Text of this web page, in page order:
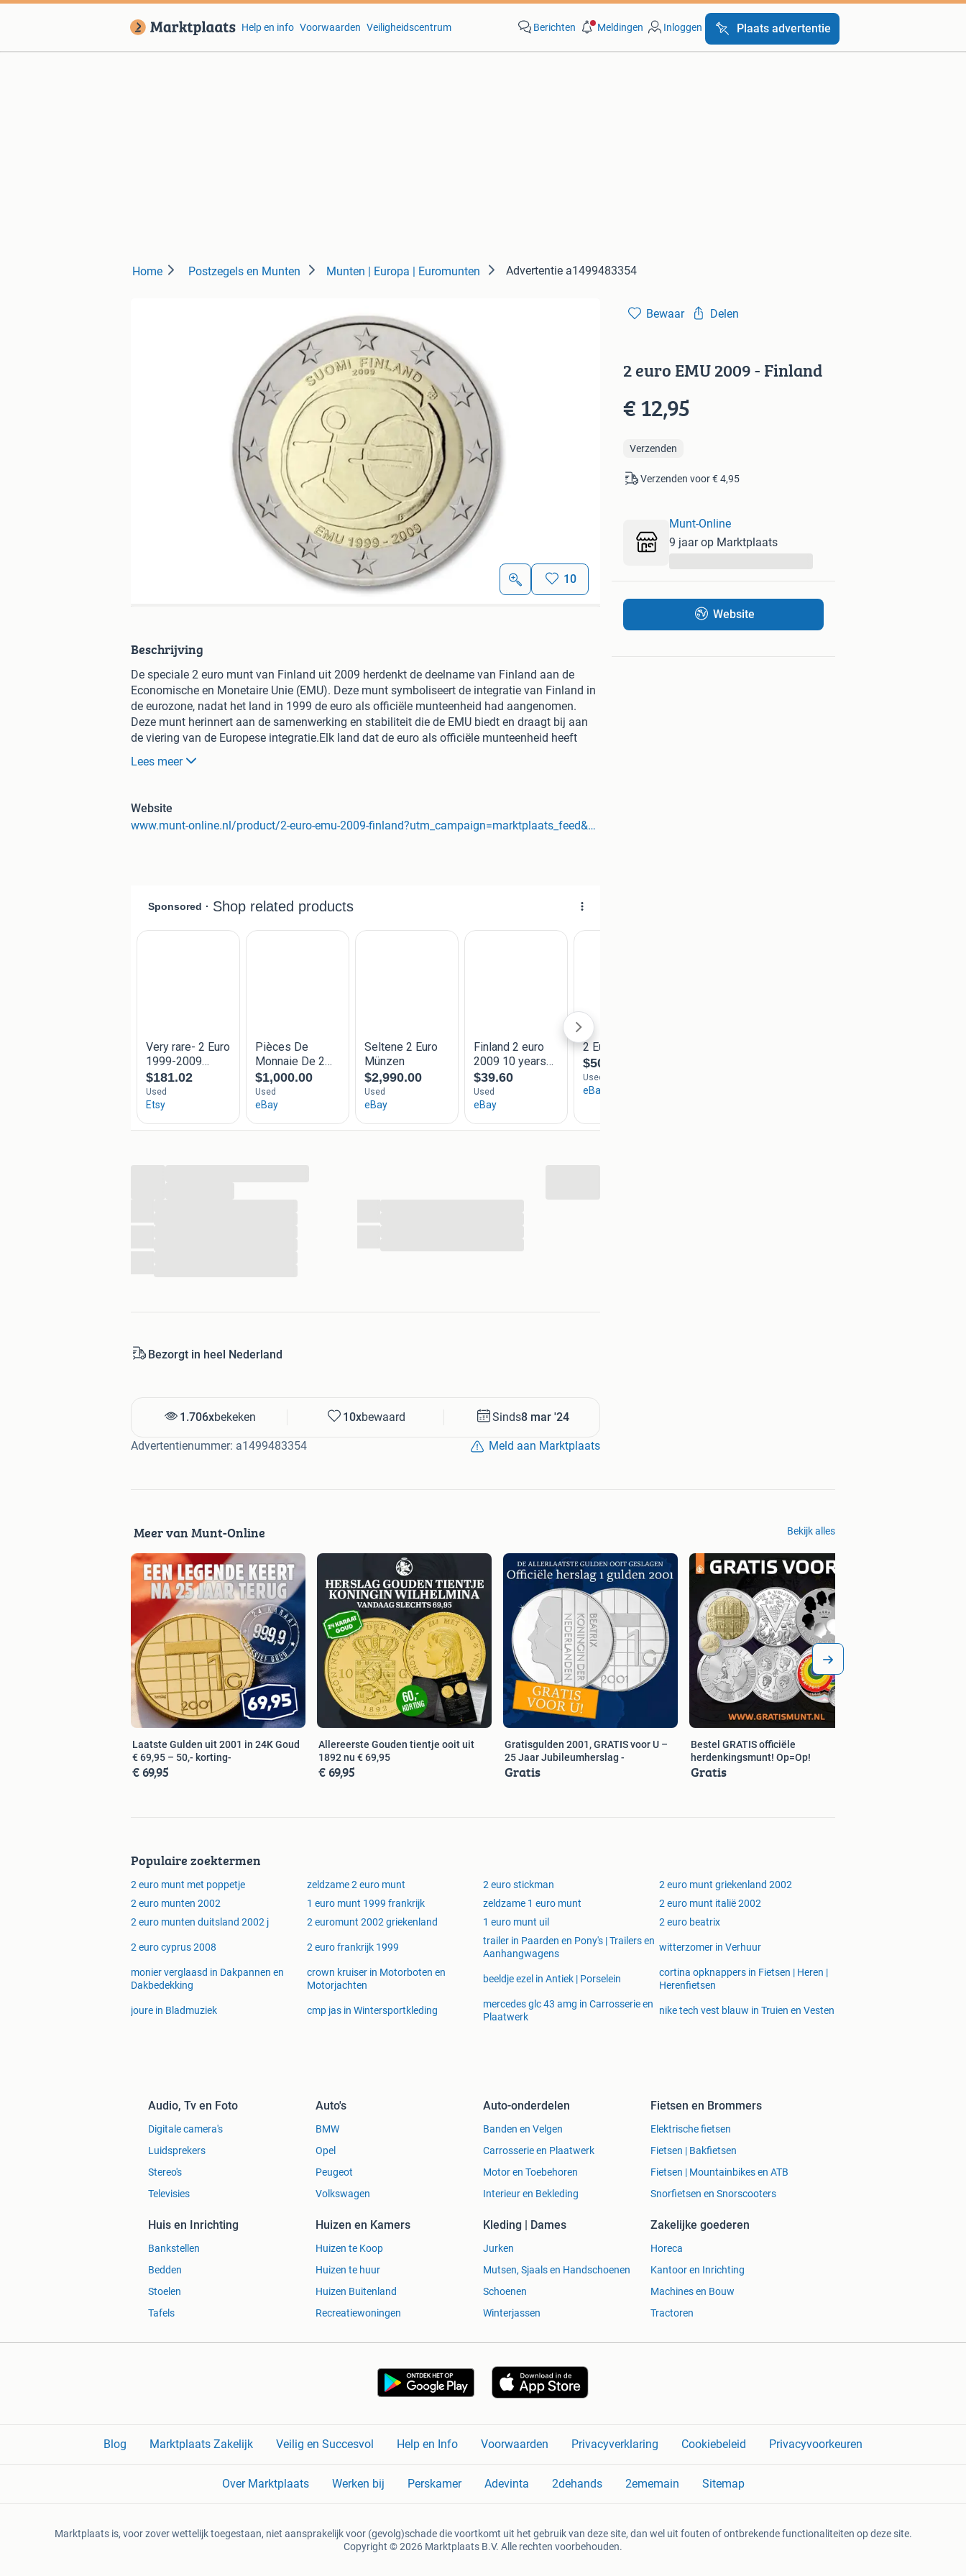
Help en info Voorwaarden Veiligheidscentrum Berichten Meldingen Inloggen Plaats advertentie
Home Postzegels en Munten Munten | Europa | Euromunten Advertentie a1499483354
10
Beschrijving
De speciale 2 euro munt van Finland uit 2009 herdenkt de deelname van Finland aan de
Economische en Monetaire Unie (EMU). Deze munt symboliseert de integratie van Finland in
de eurozone, nadat het land in 1999 de euro als officiële munteenheid had aangenomen.
Deze munt herinnert aan de samenwerking en stabiliteit die de EMU biedt en draagt bij aan
de viering van de Europese integratie.Elk land dat de euro als officiële munteenheid heeft
van de gewone twee euro munten is het herdenkingsonderwerp op de nationale zijde. Alleen
wettig betaalmiddel; ze kunnen als gewone euromunten worden gebruikt en moeten worden
geaccepteerd.Uw 2 euro munt wordt geleverd in beschermende capsule met een algemeen
certificaat van echtheid.
Lees meer
Website
www.munt-online.nl/product/2-euro-emu-2009-finland?utm_campaign=marktplaats_feed&utm_content=&utm_source=marktplaats&utm_medium=cpc&utm_term=1320-eur2-0185
Bezorgt in heel Nederland
1.706xbekeken 10xbewaard Sinds8 mar '24
Advertentienummer: a1499483354 Meld aan Marktplaats
Bewaar Delen
2 euro EMU 2009 - Finland
€ 12,95
Verzenden
Verzenden voor € 4,95
Munt-Online
9 jaar op Marktplaats
Website
Meer van Munt-Online Bekijk alles
Laatste Gulden uit 2001 in 24K Goud
€ 69,95 – 50,- korting-
€ 69,95
Allereerste Gouden tientje ooit uit
1892 nu € 69,95
€ 69,95
Gratisgulden 2001, GRATIS voor U –
25 Jaar Jubileumherslag -
Gratis
Bestel GRATIS officiële
herdenkingsmunt! Op=Op!
Gratis
Populaire zoektermen
2 euro munt met poppetje zeldzame 2 euro munt 2 euro stickman
2 euro munt griekenland 2002
2 euro munten 2002
1 euro munt 1999 frankrijk zeldzame 1 euro munt
2 euro munt italië 2002
2 euro munten duitsland 2002 j
2 euromunt 2002 griekenland 1 euro munt uil 2 euro beatrix
2 euro cyprus 2008 2 euro frankrijk 1999
trailer in Paarden en Pony's | Trailers en
Aanhangwagens
witterzomer in Verhuur
monier verglaasd in Dakpannen en
Dakbedekking
crown kruiser in Motorboten en
Motorjachten
beeldje ezel in Antiek | Porselein
cortina opknappers in Fietsen | Heren |
Herenfietsen
joure in Bladmuziek cmp jas in Wintersportkleding
mercedes glc 43 amg in Carrosserie en
Plaatwerk
nike tech vest blauw in Truien en Vesten
Audio, Tv en Foto
Digitale camera's
Luidsprekers
Stereo's
Televisies
Auto's
BMW
Opel
Peugeot
Volkswagen
Auto-onderdelen
Banden en Velgen
Carrosserie en Plaatwerk
Motor en Toebehoren
Interieur en Bekleding
Fietsen en Brommers
Elektrische fietsen
Fietsen | Bakfietsen
Fietsen | Mountainbikes en ATB
Snorfietsen en Snorscooters
Huis en Inrichting
Bankstellen
Bedden
Stoelen
Tafels
Huizen en Kamers
Huizen te Koop
Huizen te huur
Huizen Buitenland
Recreatiewoningen
Kleding | Dames
Jurken
Mutsen, Sjaals en Handschoenen
Schoenen
Winterjassen
Zakelijke goederen
Horeca
Kantoor en Inrichting
Machines en Bouw
Tractoren
Blog Marktplaats Zakelijk Veilig en Succesvol Help en Info Voorwaarden Privacyverklaring Cookiebeleid Privacyvoorkeuren
Over Marktplaats Werken bij Perskamer Adevinta 2dehands 2ememain Sitemap
Marktplaats is, voor zover wettelijk toegestaan, niet aansprakelijk voor (gevolg)schade die voortkomt uit het gebruik van deze site, dan wel uit fouten of ontbrekende functionaliteiten op deze site.
Copyright © 2026 Marktplaats B.V. Alle rechten voorbehouden.